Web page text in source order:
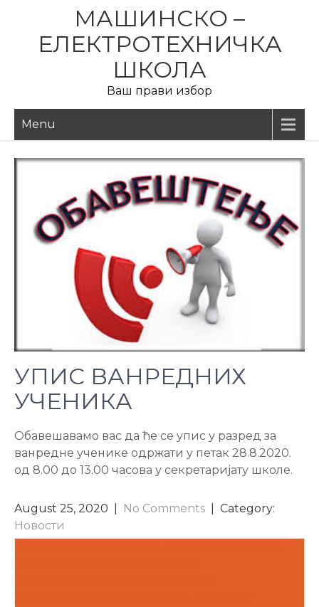
content
МАШИНСКО –
ЕЛЕКТРОТЕХНИЧКА
ШКОЛА
Ваш прави избор
Menu
УПИС ВАНРЕДНИХ
УЧЕНИКА
Обавешавамо вас да ће се упис у разред за
ванредне ученике одржати у петак 28.8.2020.
од 8.00 до 13.00 часова у секретаријату школе.
August 25, 2020 No Comments
| Category:
Новости